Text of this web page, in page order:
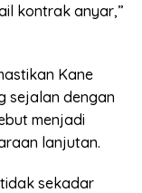
kontrak anyar,”
Kane
sejalan dengan
menjadi
lanjutan.
sekadar